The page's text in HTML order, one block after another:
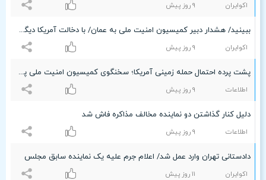
اکوایران ٩ روز پیش
ببینید/ هشدار دبیر کمیسیون امنیت ملی به عمان/ با دخالت آمریکا دیگر مذاکره‌ای در کار نیست
اکوایران ٩ روز پیش
پشت پرده احتمال حمله زمینی آمریکا؛ سخنگوی کمیسیون امنیت ملی پاسخ داد
اطلاعات ٩ روز پیش
دلیل کنار گذاشتن دو نماینده مخالف مذاکره فاش شد
اطلاعات ٩ روز پیش
دادستانی تهران وارد عمل شد/ اعلام جرم علیه یک نماینده سابق مجلس
اکوایران ۱۱ روز پیش